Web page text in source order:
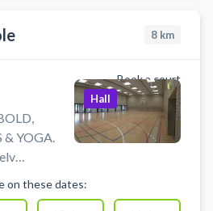
8 km
Book a court
& YOGA.
Hall
on these dates: